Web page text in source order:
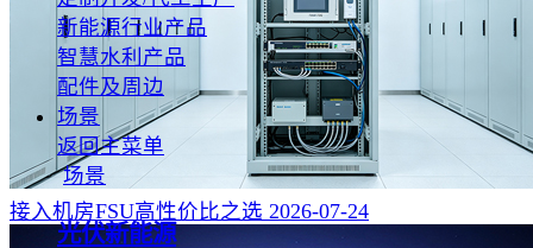
新能源行业产品
智慧水利产品
配件及周边
场景
返回主菜单
场景
光伏新能源
接入机房FSU高性价比之选 2026-07-24